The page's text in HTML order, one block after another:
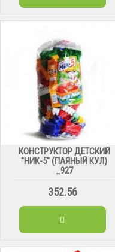
КОНСТРУКТОР ДЕТСКИЙ
"НИК-5" (ПАЯНЫЙ КУЛ)
_927
352.56